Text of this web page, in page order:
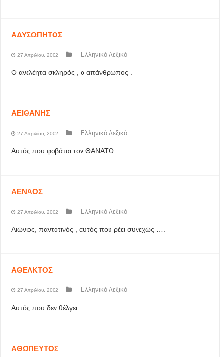
ΑΔΥΣΩΠΗΤΟΣ
27 Απριλίου, 2002 Ελληνικό Λεξικό
Ο ανελέητα σκληρός , ο απάνθρωπος .
ΑΕΙΘΑΝΗΣ
27 Απριλίου, 2002 Ελληνικό Λεξικό
Αυτός που φοβάται τον ΘΑΝΑΤΟ ……..
ΑΕΝΑΟΣ
27 Απριλίου, 2002 Ελληνικό Λεξικό
Αιώνιος, παντοτινός , αυτός που ρέει συνεχώς ….
ΑΘΕΛΚΤΟΣ
27 Απριλίου, 2002 Ελληνικό Λεξικό
Αυτός που δεν θέλγει …
ΑΘΩΠΕΥΤΟΣ